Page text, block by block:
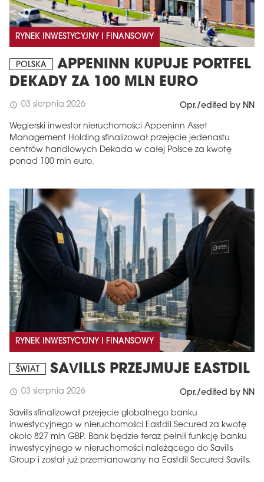
RYNEK INWESTYCYJNY I FINANSOWY
POLSKA
APPENINN KUPUJE PORTFEL
DEKADY ZA 100 MLN EURO
schedule 03 sierpnia 2026 Opr./edited by NN
Węgierski inwestor nieruchomości Appeninn Asset
Management Holding sfinalizował przejęcie jedenastu
centrów handlowych Dekada w całej Polsce za kwotę
ponad 100 mln euro.
RYNEK INWESTYCYJNY I FINANSOWY
ŚWIAT SAVILLS PRZEJMUJE EASTDIL
schedule 03 sierpnia 2026 Opr./edited by NN
Savills sfinalizował przejęcie globalnego banku
inwestycyjnego w nieruchomości Eastdil Secured za kwotę
około 827 mln GBP. Bank będzie teraz pełnił funkcję banku
inwestycyjnego w nieruchomości należącego do Savills
Group i został już przemianowany na Eastdil Secured Savills.